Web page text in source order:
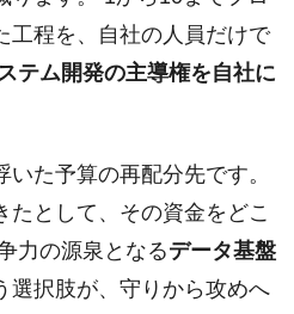
工程を、自社の人員だけで
テム開発の主導権を自社に
た予算の再配分先です。
たとして、その資金をどこ
力の源泉となるデータ基盤
選択肢が、守りから攻めへ